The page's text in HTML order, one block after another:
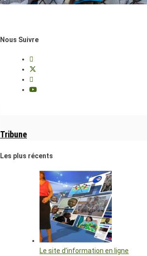
Nous Suivre
Tribune
Les plus récents
Le site d’information en ligne